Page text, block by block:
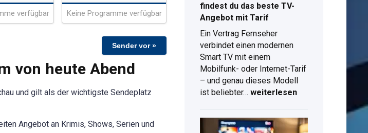
verfügbar Keine Programme verfügbar
Sender vor »
von heute Abend
und gilt als der wichtigste Sendeplatz
Angebot an Krimis, Shows, Serien und
findest du das beste TV-
Angebot mit Tarif
Ein Vertrag Fernseher
verbindet einen modernen
Smart TV mit einem
Mobilfunk- oder Internet-Tarif
– und genau dieses Modell
ist beliebter… Vertrag
So
findest
weiterlesen